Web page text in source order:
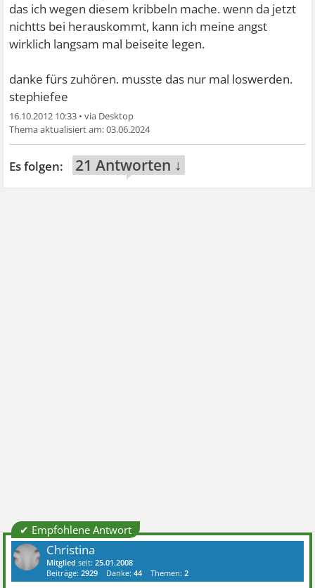
das ich wegen diesem kribbeln mache. wenn da jetzt
nichtts bei herauskommt, kann ich meine angst
wirklich langsam mal beiseite legen.
danke fürs zuhören. musste das nur mal loswerden.
stephiefee
16.10.2012 10:33 •
03.06.2024
21 Antworten ↓
✔ Empfohlene Antwort
Christina
Mitglied seit:25.01.2008
Beiträge:2929 Danke:44 Themen:2